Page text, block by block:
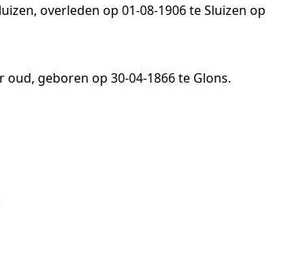
, overleden op 01‑08‑1906teSluizen op
oud, geboren op 30‑04‑1866te Glons.